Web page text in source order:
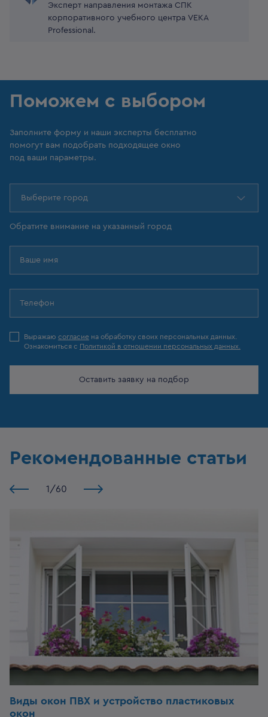
Эксперт направления монтажа СПК
корпоративного учебного центра VEKA
Professional.
Поможем с выбором
Заполните форму и наши эксперты бесплатно
помогут вам подобрать подходящее окно
под ваши параметры.
Выберите город
Обратите внимание на указанный город
Выражаю согласие на обработку своих персональных данных.
Ознакомиться с Политикой в отношении персональных данных.
Оставить заявку на подбор
Рекомендованные статьи
1 /60
Виды окон ПВХ и устройство пластиковых
окон